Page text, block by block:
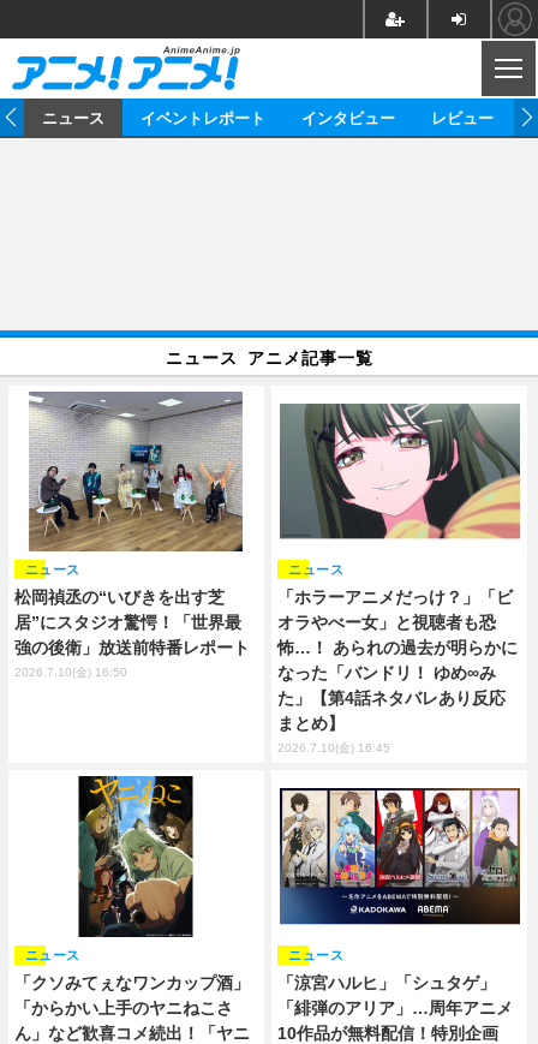
イベント 海外
海外イベント ビジネス
俳優・タレント アーティスト
ビジネス
レビュー
アニメ 実写
書評 イベント
ゲーム 座談会
動画
アニメ 映画/ドラマ
アニメ！アニメ！TV ABEMA Cafe
連載・コラム
ニュース イベントレポート インタビュー レビュー
ニュース アニメ記事一覧
松岡禎丞の“いびきを出す芝
居”にスタジオ驚愕！「世界最
強の後衛」放送前特番レポート
ニュース
2026.7.10(金) 16:50
「ホラーアニメだっけ？」「ビ
オラやべー女」と視聴者も恐
怖…！ あられの過去が明らかに
なった「バンドリ！ ゆめ∞み
た」【第4話ネタバレあり反応
まとめ】
ニュース
2026.7.10(金) 16:45
「クソみてぇなワンカップ酒」
「からかい上手のヤニねこさ
ん」など歓喜コメ続出！「ヤニ
ニュース
「涼宮ハルヒ」「シュタゲ」
「緋弾のアリア」…周年アニメ
10作品が無料配信！特別企画
ニュース